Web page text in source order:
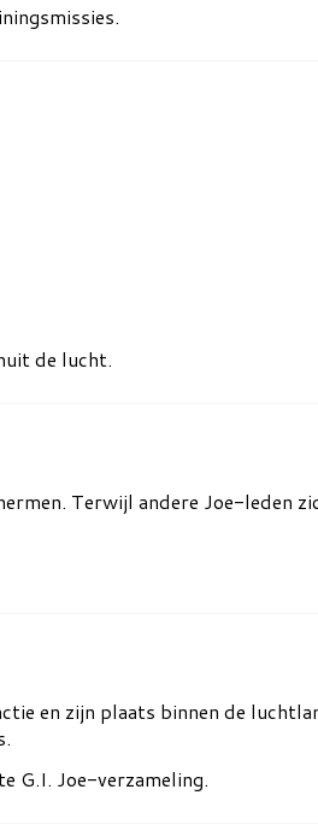
de lucht.
Terwijl andere Joe-leden
en zijn plaats binnen de
G.I. Joe-verzameling.